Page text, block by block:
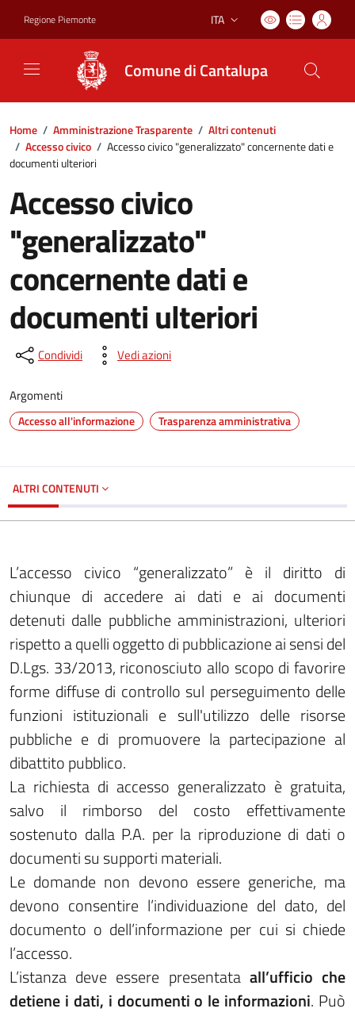
Regione Piemonte Lingua attiva:
ITA
Comune di Cantalupa
Home / Amministrazione Trasparente / Altri contenuti
/ Accesso civico / Accesso civico "generalizzato" concernente dati e
documenti ulteriori
Accesso civico
"generalizzato"
concernente dati e
documenti ulteriori
Condividi Vedi azioni
Argomenti
Accesso all'informazione Trasparenza amministrativa
ALTRI CONTENUTI
L’accesso civico “generalizzato” è il diritto di
chiunque di accedere ai dati e ai documenti
detenuti dalle pubbliche amministrazioni, ulteriori
rispetto a quelli oggetto di pubblicazione ai sensi del
D.Lgs. 33/2013, riconosciuto allo scopo di favorire
forme diffuse di controllo sul perseguimento delle
funzioni istituzionali e sull'utilizzo delle risorse
pubbliche e di promuovere la partecipazione al
dibattito pubblico.
La richiesta di accesso generalizzato è gratuita,
salvo il rimborso del costo effettivamente
sostenuto dalla P.A. per la riproduzione di dati o
documenti su supporti materiali.
Le domande non devono essere generiche, ma
devono consentire l’individuazione del dato, del
documento o dell’informazione per cui si chiede
l’accesso.
L’istanza deve essere presentata all’ufficio che
detiene i dati, i documenti o le informazioni. Può